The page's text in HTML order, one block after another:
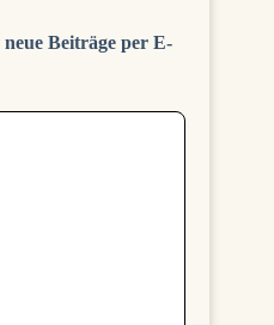
Beiträge per E-